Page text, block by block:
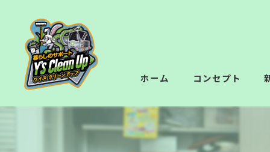
ホーム コンセプト